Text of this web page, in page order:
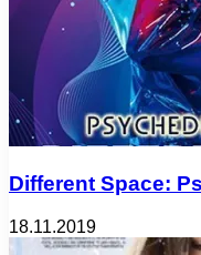
Different Space:
18.11.2019